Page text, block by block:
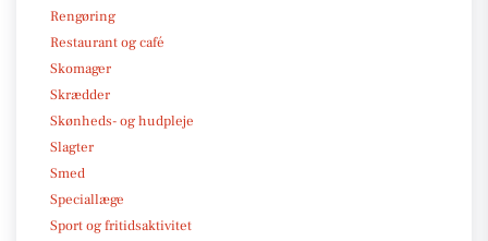
Rengøring
Restaurant og café
Skomager
Skrædder
Skønheds- og hudpleje
Slagter
Smed
Speciallæge
Sport og fritidsaktivitet